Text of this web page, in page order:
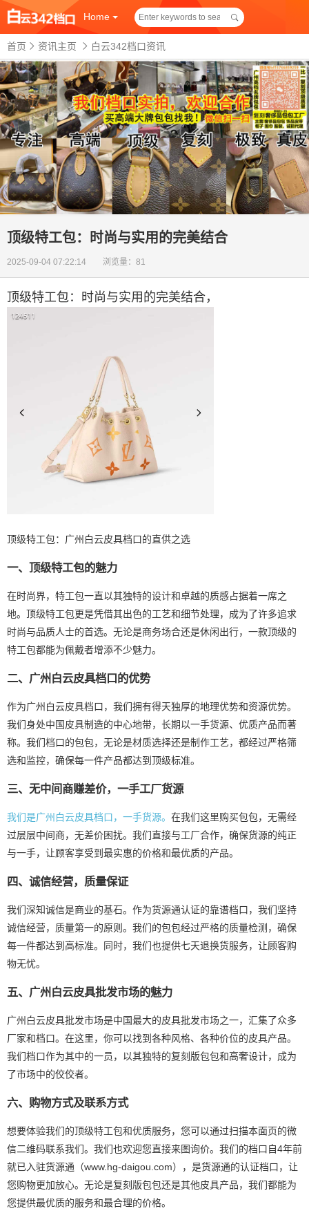
Home
首页 资讯主页 白云342档口资讯
顶级特工包：时尚与实用的完美结合
2025-09-04 07:22:14 浏览量：81
顶级特工包：时尚与实用的完美结合，
顶级特工包：广州白云皮具档口的直供之选
一、顶级特工包的魅力
在时尚界，特工包一直以其独特的设计和卓越的质感占据着一席之
地。顶级特工包更是凭借其出色的工艺和细节处理，成为了许多追求
时尚与品质人士的首选。无论是商务场合还是休闲出行，一款顶级的
特工包都能为佩戴者增添不少魅力。
二、广州白云皮具档口的优势
作为广州白云皮具档口，我们拥有得天独厚的地理优势和资源优势。
我们身处中国皮具制造的中心地带，长期以一手货源、优质产品而著
称。我们档口的包包，无论是材质选择还是制作工艺，都经过严格筛
选和监控，确保每一件产品都达到顶级标准。
三、无中间商赚差价，一手工厂货源
我们是广州白云皮具档口，一手货源。 在我们这里购买包包，无需经
过层层中间商，无差价困扰。我们直接与工厂合作，确保货源的纯正
与一手，让顾客享受到最实惠的价格和最优质的产品。
四、诚信经营，质量保证
我们深知诚信是商业的基石。作为货源通认证的靠谱档口，我们坚持
诚信经营，质量第一的原则。我们的包包经过严格的质量检测，确保
每一件都达到高标准。同时，我们也提供七天退换货服务，让顾客购
物无忧。
五、广州白云皮具批发市场的魅力
广州白云皮具批发市场是中国最大的皮具批发市场之一，汇集了众多
厂家和档口。在这里，你可以找到各种风格、各种价位的皮具产品。
我们档口作为其中的一员，以其独特的复刻版包包和高奢设计，成为
了市场中的佼佼者。
六、购物方式及联系方式
想要体验我们的顶级特工包和优质服务，您可以通过扫描本面页的微
信二维码联系我们。我们也欢迎您直接来图询价。我们的档口自4年前
就已入驻货源通（www.hg-daigou.com），是货源通的认证档口，让
您购物更加放心。无论是复刻版包包还是其他皮具产品，我们都能为
您提供最优质的服务和最合理的价格。